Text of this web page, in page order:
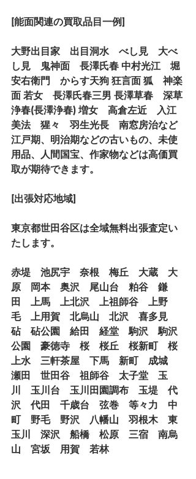
[能面関連の買取品目一例]
大野出目家　出目洞水　べし見　大べ
し見　鬼神面　長澤氏春 中村光江　堀
安右衛門　からす天狗 狂言面 狐　神楽
面 若女　長澤氏春三男 長澤草春　深草
浄春(長澤浄春) 増女　高倉左近　入江
美法　猩々　羽生光長　南窓房治など
江戸期、明治期などの古いもの、未使
用品、人間国宝、作家物などは高価買
取が期待できます。
[出張対応地域]
東京都世田谷区は全域無料出張査定い
たします。
赤堤　池尻宇　奈根　梅丘　大蔵　大
原　岡本　奥沢　尾山台　粕谷　鎌
田　上馬　上北沢　上祖師谷　上野
毛　上用賀　北烏山　北沢　喜多見
砧　砧公園　給田　経堂　駒沢　駒沢
公園　豪徳寺　桜　桜丘　桜新町　桜
上水　三軒茶屋　下馬　新町　成城
瀬田　世田谷　祖師谷　太子堂　玉
川　玉川台　玉川田園調布　玉堤　代
沢　代田　千歳台　弦巻　等々力　中
町　野毛　野沢　八幡山　羽根木　東
玉川　深沢　船橋　松原　三宿　南烏
山　宮坂　用賀　若林